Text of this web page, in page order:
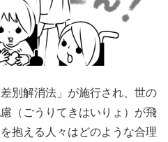
別解消法」が施行され、世の
（ごうりてきはいりょ）が飛
抱える人々はどのような合理